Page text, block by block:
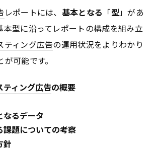
レポートには、 基本となる 「型 」があ
本型に沿ってレポートの構成を組み立
ティング広告の運用状況をよりわかり
可能です。
ティング広告の概要
なるデータ
課題についての考察
針